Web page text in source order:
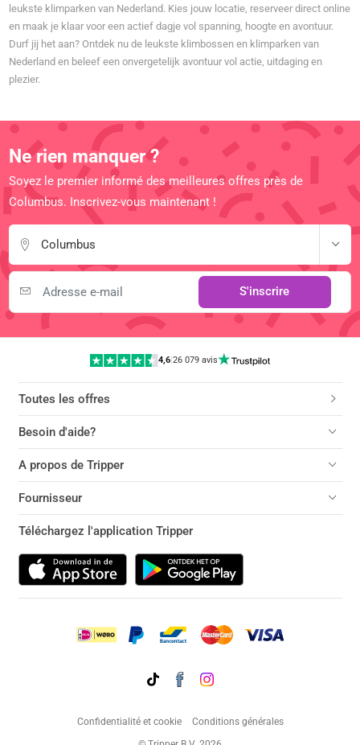
leukste klimparken van Nederland. Kies jouw locatie, reserveer direct online
en maak je klaar voor een actief dagje vol spanning, hoogte en avontuur.
Durf jij het aan? Ontdek nu de leukste klimbossen en klimparken van
Nederland en beleef een onvergetelijk avontuur vol actie, uitdaging en
plezier.
Ne rien manquer ?
Soyez le premier informé des meilleures offres près de
Columbus. Inscrivez-vous maintenant !
Columbus
S'inscrire
4,6 |26 079 avis
Toutes les offres
Besoin d'aide?
A propos de Tripper
Fournisseur
Téléchargez l'application Tripper
Confidentialité et cookie
Conditions générales